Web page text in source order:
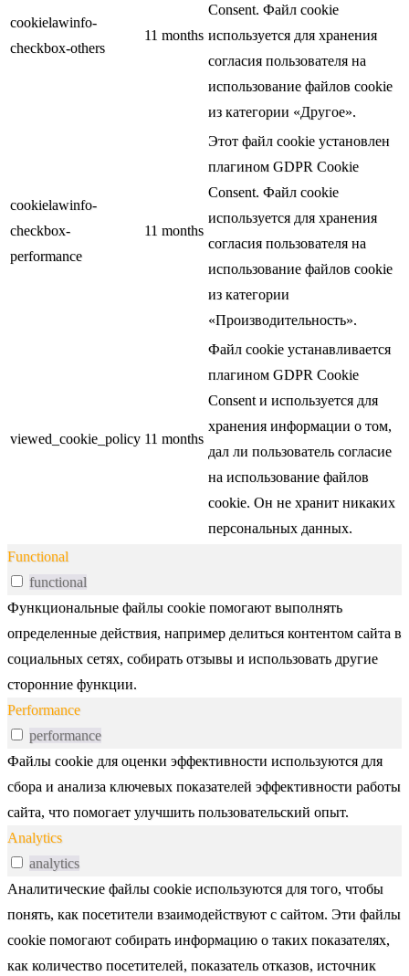
cookielawinfo-
checkbox-others
11 months
Consent. Файл cookie
используется для хранения
согласия пользователя на
использование файлов cookie
из категории «Другое».
cookielawinfo-
checkbox-
performance
11 months
Этот файл cookie установлен
плагином GDPR Cookie
Consent. Файл cookie
используется для хранения
согласия пользователя на
использование файлов cookie
из категории
«Производительность».
viewed_cookie_policy 11 months
Файл cookie устанавливается
плагином GDPR Cookie
Consent и используется для
хранения информации о том,
дал ли пользователь согласие
на использование файлов
cookie. Он не хранит никаких
персональных данных.
Functional
functional
Функциональные файлы cookie помогают выполнять
определенные действия, например делиться контентом сайта в
социальных сетях, собирать отзывы и использовать другие
сторонние функции.
Performance
performance
Файлы cookie для оценки эффективности используются для
сбора и анализа ключевых показателей эффективности работы
сайта, что помогает улучшить пользовательский опыт.
Analytics
analytics
Аналитические файлы cookie используются для того, чтобы
понять, как посетители взаимодействуют с сайтом. Эти файлы
cookie помогают собирать информацию о таких показателях,
как количество посетителей, показатель отказов, источник